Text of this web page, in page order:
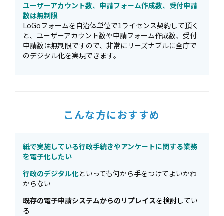
ユーザーアカウント数、申請フォーム作成数、受付申請
数は無制限
LoGoフォームを自治体単位で1ライセンス契約して頂く
と、ユーザーアカウント数や申請フォーム作成数、受付
申請数は無制限ですので、非常にリーズナブルに全庁で
のデジタル化を実現できます。
こんな方におすすめ
紙で実施している行政手続きやアンケートに関する業務
を電子化したい
行政のデジタル化といっても何から手をつけてよいかわ
からない
既存の電子申請システムからのリプレイスを検討してい
る